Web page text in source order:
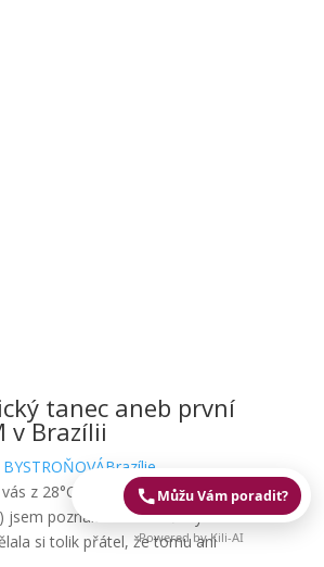
Můžu Vám poradit?
Powered by Kili-AI
tanec aneb první
v Brazílii
Brazílie
z 28°C brazilské zimy! Tento
jsem poznala tolik lidi různých
si tolik přátel, že tomu ani